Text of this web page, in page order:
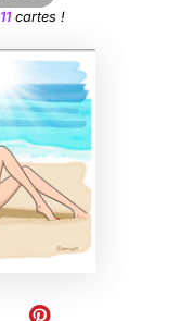
11cartes !